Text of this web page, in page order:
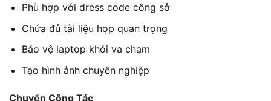
Phù hợp với dress code công sở
Chứa đủ tài liệu họp quan trọng
Bảo vệ laptop khỏi va chạm
Tạo hình ảnh chuyên nghiệp
Chuyến Công Tác